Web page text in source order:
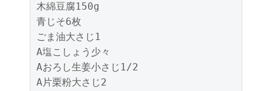
木綿豆腐150g
青じそ6枚
ごま油大さじ1
A塩こしょう少々
Aおろし生姜小さじ1/2
A片栗粉大さじ2